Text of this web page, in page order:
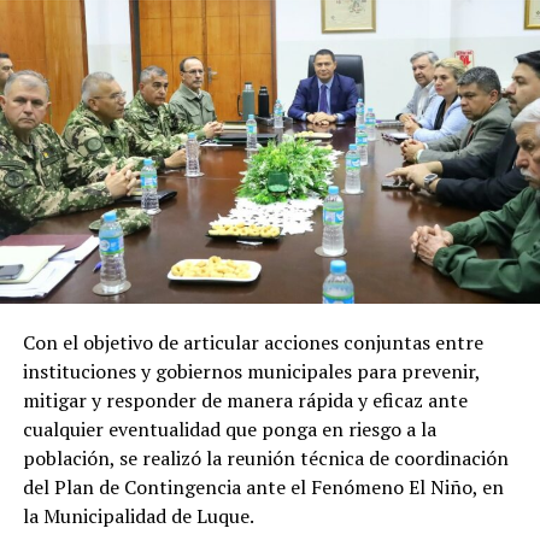
Recursos que representan un apoyo clave
para el desarrollo económico, social y
energético del país
Los recursos provenientes de los royalties tienen como
destino el financiamiento de gastos contemplados en el
Presupuesto General de la Nación (PGN), ejecutadas por
el Ministerio de Economía y Finanzas (MEF) destinada a
gobernaciones y municipios para la ejecución de obras y
proyectos.
Por el lado de los fondos provenientes de la cesión de
energía son destinados al Fondo Nacional de
Alimentación Escolar (Fonae), permitiendo fortalecer
las inversiones de los gobiernos departamentales y
municipales en esta materia.
En tanto que los pagos realizados a la ANDE
Con el objetivo de articular acciones conjuntas entre
instituciones y gobiernos municipales para prevenir,
mitigar y responder de manera rápida y eficaz ante
cualquier eventualidad que ponga en riesgo a la
población, se realizó la reunión técnica de coordinación
del Plan de Contingencia ante el Fenómeno El Niño, en
la Municipalidad de Luque.